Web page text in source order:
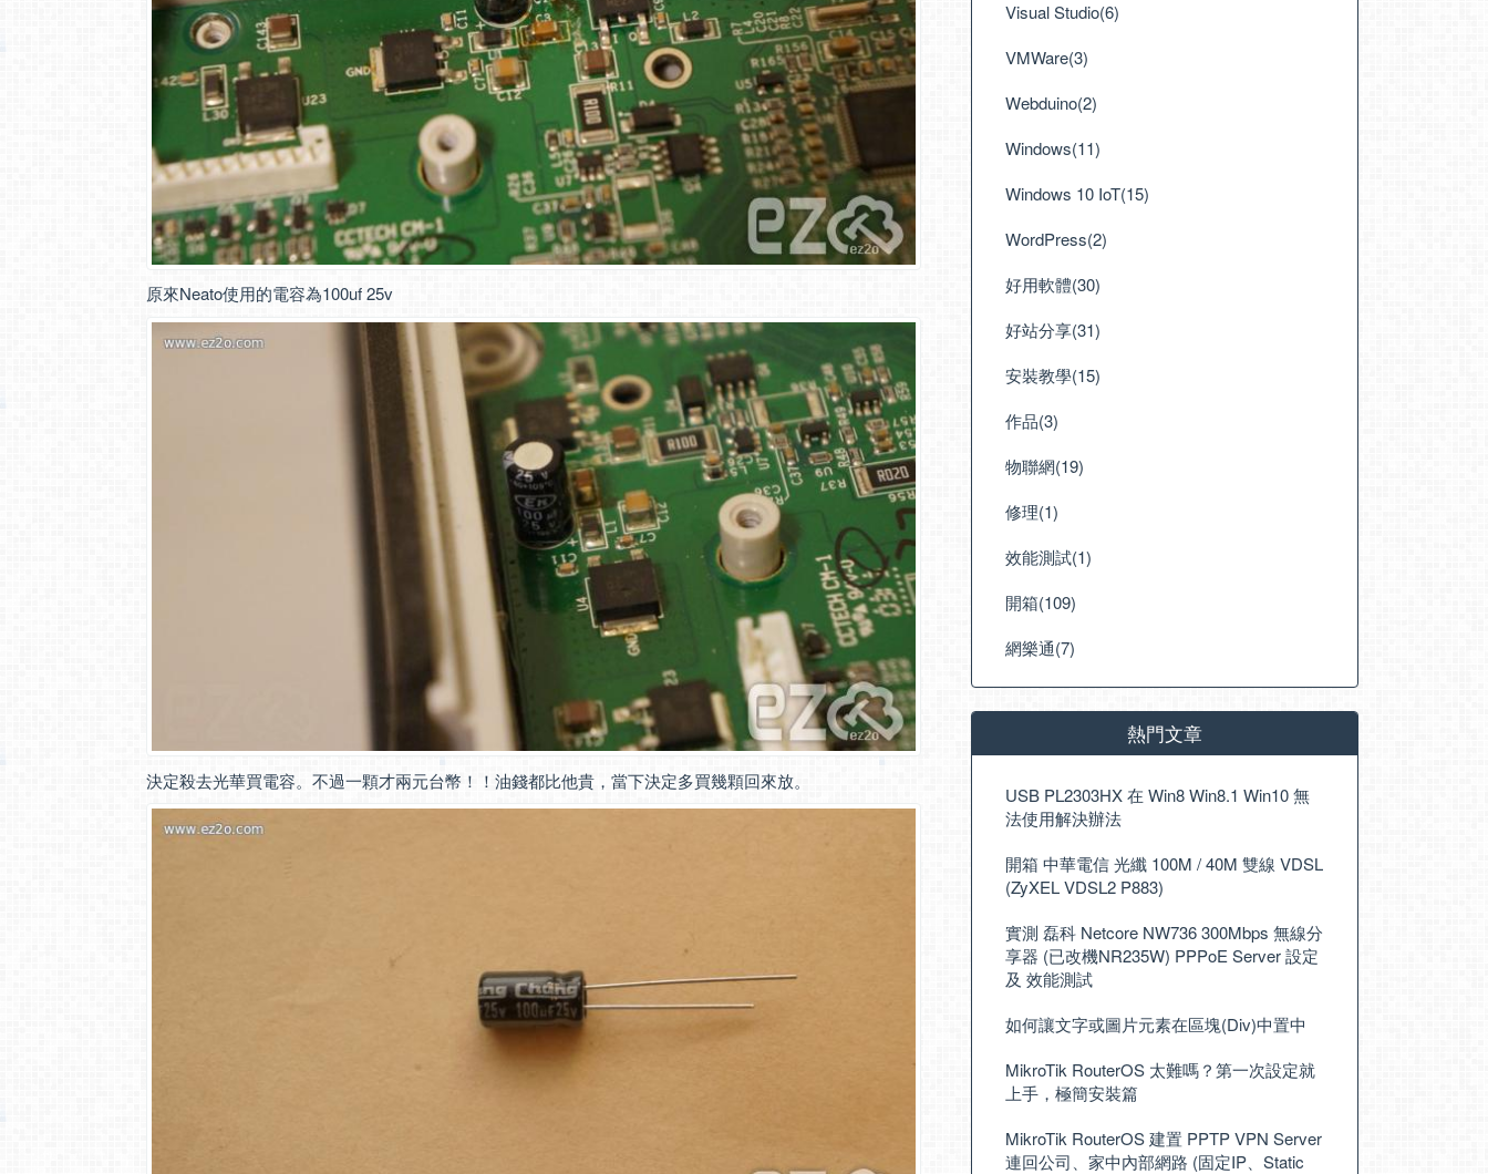
原來Neato使用的電容為100uf 25v
決定殺去光華買電容。不過一顆才兩元台幣！！油錢都比他貴，當下決定多買幾顆回來放。
Visual Studio(6)
VMWare(3)
Webduino(2)
Windows(11)
Windows 10 IoT(15)
WordPress(2)
好用軟體(30)
好站分享(31)
安裝教學(15)
作品(3)
物聯網(19)
修理(1)
效能測試(1)
開箱(109)
網樂通(7)
熱門文章
USB PL2303HX 在 Win8 Win8.1 Win10 無
法使用解決辦法
開箱 中華電信 光纖 100M / 40M 雙線 VDSL
(ZyXEL VDSL2 P883)
實測 磊科 Netcore NW736 300Mbps 無線分
享器 (已改機NR235W) PPPoE Server 設定
及 效能測試
如何讓文字或圖片元素在區塊(Div)中置中
MikroTik RouterOS 太難嗎？第一次設定就
上手，極簡安裝篇
MikroTik RouterOS 建置 PPTP VPN Server
連回公司、家中內部網路 (固定IP、Static